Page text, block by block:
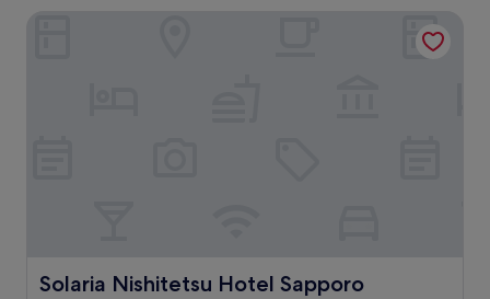
Bewertungen)
Solaria Nishitetsu Hotel Sapporo
Solaria Nishitetsu Hotel Sapporo